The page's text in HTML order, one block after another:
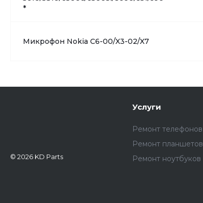
*
Микрофон Nokia C6-00/X3-02/X7
© 2026 KD Parts
Услуги
Ремонт телефонов
Ремонт планшетов
Ремонт ноутбуков